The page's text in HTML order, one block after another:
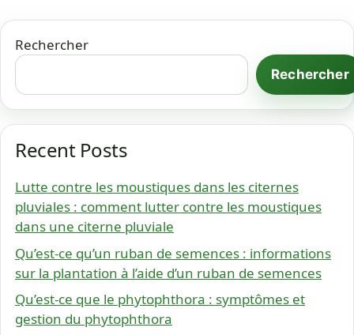
Rechercher
Rechercher
Recent Posts
Lutte contre les moustiques dans les citernes
pluviales : comment lutter contre les moustiques
dans une citerne pluviale
Qu’est-ce qu’un ruban de semences : informations
sur la plantation à l’aide d’un ruban de semences
Qu’est-ce que le phytophthora : symptômes et
gestion du phytophthora